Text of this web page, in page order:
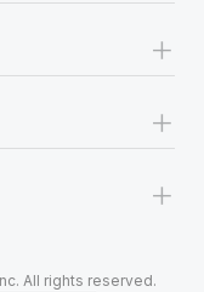
+
+
+
All rights reserved.